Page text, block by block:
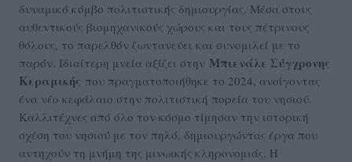
δυναμικό κόμβο πολιτιστικής δημιουργίας. Μέσα στους
αυθεντικούς βιομηχανικούς χώρους και τους πέτρινους
θόλους, το παρελθόν ζωντανεύει και συνομιλεί με το
παρόν. Ιδιαίτερη μνεία αξίζει στην Μπιενάλε Σύγχρονης
Κεραμικής που πραγματοποιήθηκε το 2024, ανοίγοντας
ένα νέο κεφάλαιο στην πολιτιστική πορεία του νησιού.
Καλλιτέχνες από όλο τον κόσμο τίμησαν την ιστορική
σχέση του νησιού με τον πηλό, δημιουργώντας έργα που
αντηχούν τη μνήμη της μινωικής κληρονομιάς. Η